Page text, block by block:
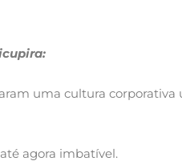
uma cultura
agora imbatível.